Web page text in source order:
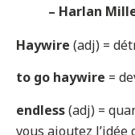
– Harlan
Haywire (adj) =
to go haywire =
endless(adj) =
vous ajoutez l’idée